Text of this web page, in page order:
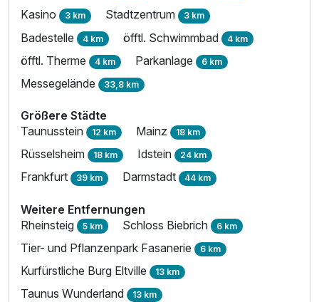
Kasino 3 km Stadtzentrum 3 km
Badestelle 4 km öfftl. Schwimmbad 4 km
öfftl. Therme 4 km Parkanlage 6 km
Messegelände 33,8 km
Größere Städte
Taunusstein 12 km Mainz 18 km
Rüsselsheim 18 km Idstein 24 km
Frankfurt 39 km Darmstadt 44 km
Weitere Entfernungen
Rheinsteig 5 km Schloss Biebrich 6 km
Tier- und Pflanzenpark Fasanerie 6 km
Kurfürstliche Burg Eltville 13 km
Taunus Wunderland 13 km